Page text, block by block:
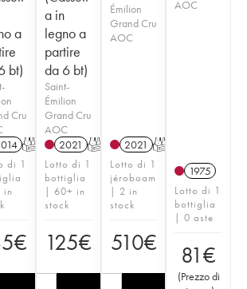
a
bt)
Cru
T
di 1
in
€
a in
legno a
partire
da 6 bt)
Saint-
Émilion
Grand Cru
AOC
2021 T
Lotto di 1
bottiglia
| 60+ in
stock
125€
Émilion
Grand Cru
AOC
2021 T
Lotto di 1
jéroboam
| 2 in
stock
510€
AOC
1975
Lotto di 1
bottiglia
| 0 aste
81€
(Prezzo di